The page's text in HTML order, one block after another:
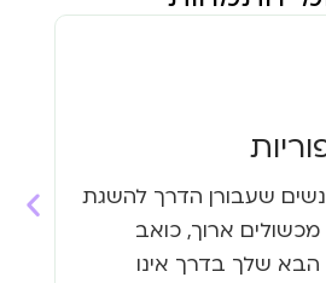
שעבורן הדרך להשגת
מכשולים ארוך, כואב
שלך בדרך אינו